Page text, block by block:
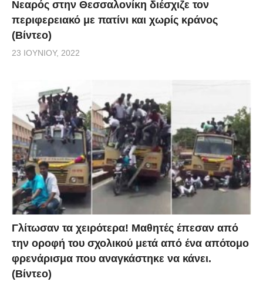
Νεαρός στην Θεσσαλονίκη διέσχιζε τον
περιφερειακό με πατίνι και χωρίς κράνος
(Βίντεο)
23 ΙΟΥΝΊΟΥ, 2022
Γλίτωσαν τα χειρότερα! Μαθητές έπεσαν από
την οροφή του σχολικού μετά από ένα απότομο
φρενάρισμα που αναγκάστηκε να κάνει.
(Βίντεο)